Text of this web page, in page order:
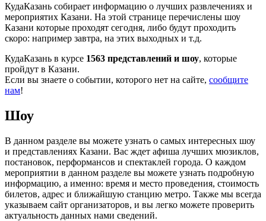
КудаКазань собирает информацию о лучших развлечениях и
мероприятих Казани. На этой странице перечислены шоу
Казани которые проходят сегодня, либо будут проходить
скоро: например завтра, на этих выходных и т.д.
КудаКазань в курсе 1563 представлений и шоу, которые
пройдут в Казани.
Если вы знаете о событии, которого нет на сайте, сообщите
нам!
Шоу
В данном разделе вы можете узнать о самых интересных шоу
и представлениях Казани. Вас ждет афиша лучших мюзиклов,
постановок, перформансов и спектаклей города. О каждом
мероприятии в данном разделе вы можете узнать подробную
информацию, а именно: время и место проведения, стоимость
билетов, адрес и ближайшую станцию метро. Также мы всегда
указываем сайт организаторов, и вы легко можете проверить
актуальность данных нами сведений.